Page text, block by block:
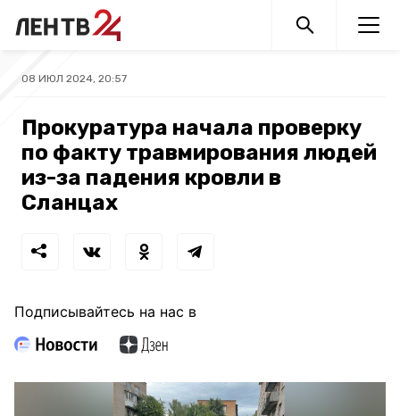
08 ИЮЛ 2024, 20:57
Прокуратура начала проверку
по факту травмирования людей
из-за падения кровли в
Сланцах
Подписывайтесь на нас в